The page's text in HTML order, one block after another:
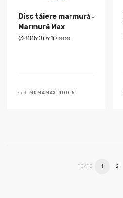
Disc tăiere marmură ‑
Marmură Max
Ø400x30x10 mm
Cod: MDMAMAX-400-5
TOATE 1 2